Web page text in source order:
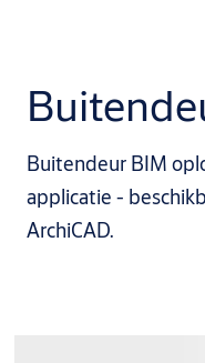
Buitendeur BIM
applicatie -
ArchiCAD.